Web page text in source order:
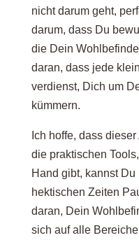
nicht darum geht,
darum, dass Du
die Dein
daran, dass jede
verdienst, Dich um
kümmern.
Ich hoffe, dass
die praktischen
Hand gibt, kannst
hektischen Zeiten
daran, Dein
sich auf alle